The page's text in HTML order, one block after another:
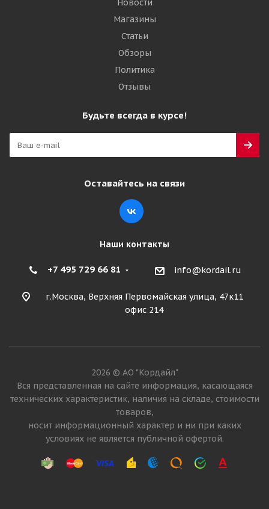
Новости
Магазины
Статьи
Обзоры
Политика
Отзывы
Будьте всегда в курсе!
Оставайтесь на связи
Наши контакты
+7 495 729 66 81 info@kordail.ru
г.Москва, Верхняя Первомайская улица, 47к11
офис 214
2026 © АО "Кордайл"
Вся представленная на сайте информация, касающаяся
технических характеристик, наличия на складе, стоимости
товаров,
носит информационный характер и ни при каких
условиях не является публичной офертой.